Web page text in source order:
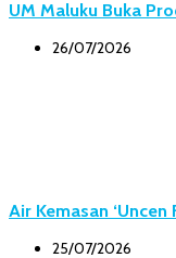
UM Maluku Buka
26/07/2026
Air Kemasan ‘Uncen
25/07/2026